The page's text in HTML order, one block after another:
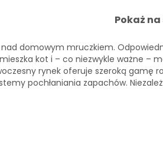
Pokaż
domowym mruczkiem.
kot i – co niezwykle ważne –
rynek oferuje szeroką gamę
pochłaniania zapachów.